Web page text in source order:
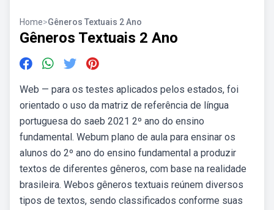
Home>Gêneros Textuais 2 Ano
Gêneros Textuais 2 Ano
Web — para os testes aplicados pelos estados, foi
orientado o uso da matriz de referência de língua
portuguesa do saeb 2021 2º ano do ensino
fundamental. Webum plano de aula para ensinar os
alunos do 2º ano do ensino fundamental a produzir
textos de diferentes gêneros, com base na realidade
brasileira. Webos gêneros textuais reúnem diversos
tipos de textos, sendo classificados conforme suas